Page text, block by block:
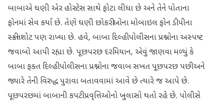
બાબાએ ઘણી એર હોસ્ટેસ સાથે ફોટા લીધા છે અને તેને પોતાના
ફોનમાં સેવ કર્યા છે. તેણે ઘણી છોકરીઓના મોબાઇલ ફોન ડીપીના
સ્ક્રીનશોટ પણ રાખ્યા છે. હવે, બાબા દિલ્હી પોલીસના પ્રશ્નોના અસ્પષ્ટ
જવાબો આપી રહ્યા છે. પૂછપરછ દરમિયાન, એવું જાણવા મળ્યું કે
બાબા ફક્ત દિલ્હી પોલીસના પ્રશ્નોના જવાબ સખત પૂછપરછ પછી અને
જ્યારે તેની વિરુદ્ધ પુરાવા બતાવવામાં આવે છે ત્યારે જ આપે છે.
પૂછપરછમાં બાબાની કપટી પ્રવૃત્તિઓનો ખુલાસો થતો રહે છે. પોલીસે